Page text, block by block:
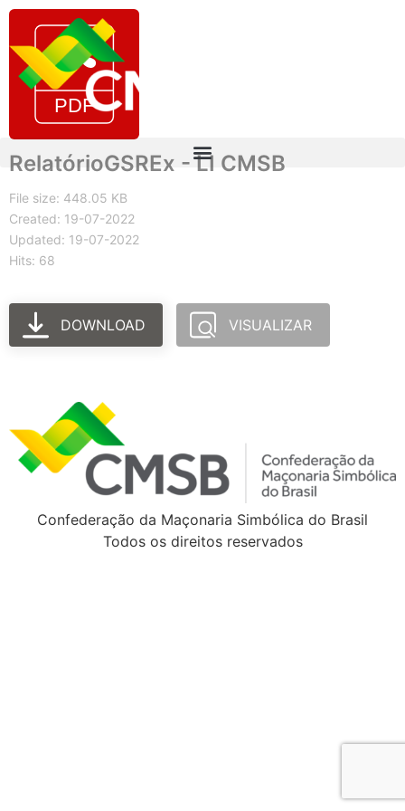
RelatórioGSREx - LI CMSB
File size: 448.05 KB
Created: 19-07-2022
Updated: 19-07-2022
Hits: 68
DOWNLOAD VISUALIZAR
Confederação da Maçonaria Simbólica do Brasil
Todos os direitos reservados